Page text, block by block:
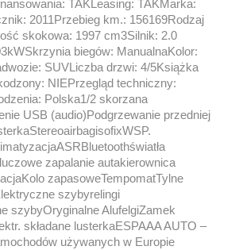
TAKLeasing: TAKMarka:
2011Przebieg km.: 156169Rodzaj
skokowa: 1997 cm3Silnik: 2.0
biegów: ManualnaKolor:
SUVLiczba drzwi: 4/5Książka
NIEPrzegląd techniczny:
Polska1/2 skorzana
USB (audio)Podgrzewanie przedniej
zapalanie autakierownica
zapasoweTempomatTylne
szybyrelingi
szybyOryginalne AlufelgiZamek
składane lusterkaESPAAA AUTO –
używanych w Europie